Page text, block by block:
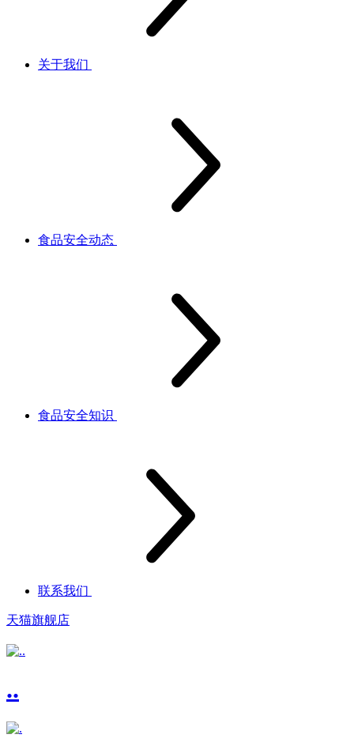
关于我们
食品安全动态
食品安全知识
联系我们
天猫旗舰店
..